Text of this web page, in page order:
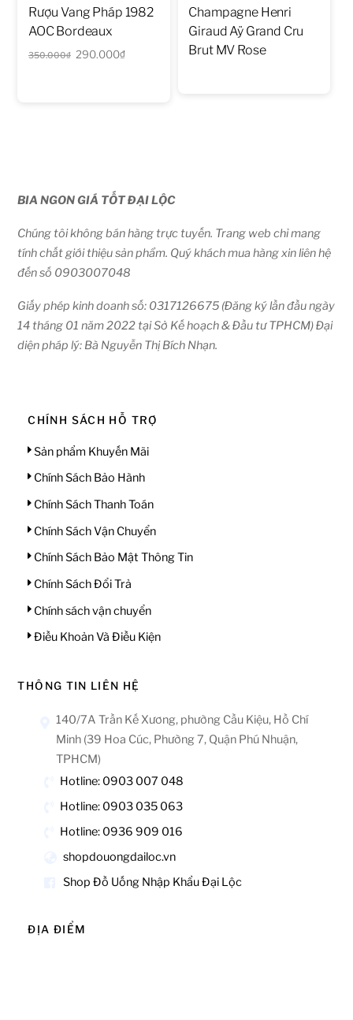
Rượu Vang Pháp 1982
AOC Bordeaux
350.000₫ Giá
290.000₫Giá
Champagne Henri
Giraud Aÿ Grand Cru
Brut MV Rose
BIA NGON GIÁ TỐT ĐẠI LỘC
Chúng tôi không bán hàng trực tuyến. Trang web chỉ mang
tính chất giới thiệu sản phẩm. Quý khách mua hàng xin liên hệ
đến số 0903007048
Giấy phép kinh doanh số: 0317126675 (Đăng ký lần đầu ngày
14 tháng 01 năm 2022 tại Sở Kế hoạch & Đầu tư TPHCM) Đại
diện pháp lý: Bà Nguyễn Thị Bích Nhạn.
CHÍNH SÁCH HỖ TRỢ
Sản phẩm Khuyến Mãi
Chính Sách Bảo Hành
Chính Sách Thanh Toán
Chính Sách Vận Chuyển
Chính Sách Bảo Mật Thông Tin
Chính Sách Đổi Trả
Chính sách vận chuyển
Điều Khoản Và Điều Kiện
THÔNG TIN LIÊN HỆ
140/7A Trần Kế Xương, phường Cầu Kiệu, Hồ Chí
Minh (39 Hoa Cúc, Phường 7, Quận Phú Nhuận,
TPHCM)
Hotline: 0903 007 048
Hotline: 0903 035 063
Hotline: 0936 909 016
shopdouongdailoc.vn
Shop Đồ Uống Nhập Khẩu Đại Lộc
ĐỊA ĐIỂM